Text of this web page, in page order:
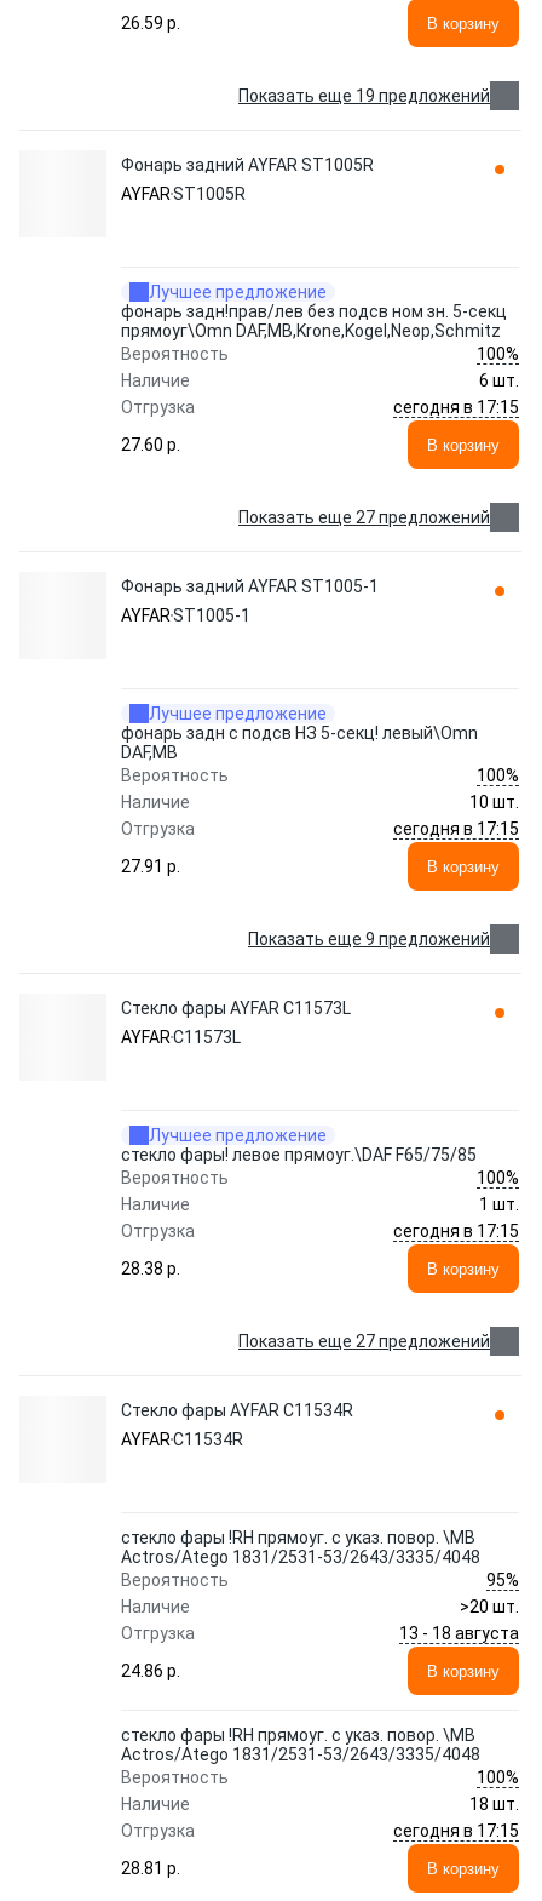
26.59 p. В корзину
Показать еще 19 предложений
Фонарь задний AYFAR ST1005R
AYFARST1005R
Лучшее предложение
фонарь задн!прав/лев без подсв ном зн. 5-секц
прямоуг\Omn DAF,MB,Krone,Kogel,Neop,Schmitz
Вероятность
100%
Наличие
6 шт.
Отгрузка
сегодня в 17:15
27.60 p.
В корзину
Показать еще 27 предложений
Фонарь задний AYFAR ST1005-1
AYFARST1005-1
Лучшее предложение
фонарь задн с подсв НЗ 5-секц! левый\Omn
DAF,MB
Вероятность
100%
Наличие
10 шт.
Отгрузка
сегодня в 17:15
27.91 p.
В корзину
Показать еще 9 предложений
Стекло фары AYFAR C11573L
AYFARC11573L
Лучшее предложение
стекло фары! левое прямоуг.\DAF F65/75/85
Вероятность
100%
Наличие
1 шт.
Отгрузка
сегодня в 17:15
28.38 p.
В корзину
Показать еще 27 предложений
Стекло фары AYFAR C11534R
AYFARC11534R
стекло фары !RH прямоуг. с указ. повор. \MB
Actros/Atego 1831/2531-53/2643/3335/4048
Вероятность
95%
Наличие
>20 шт.
Отгрузка
13 - 18 августа
24.86 p.
В корзину
стекло фары !RH прямоуг. с указ. повор. \MB
Actros/Atego 1831/2531-53/2643/3335/4048
Вероятность
100%
Наличие
18 шт.
Отгрузка
сегодня в 17:15
28.81 p.
В корзину